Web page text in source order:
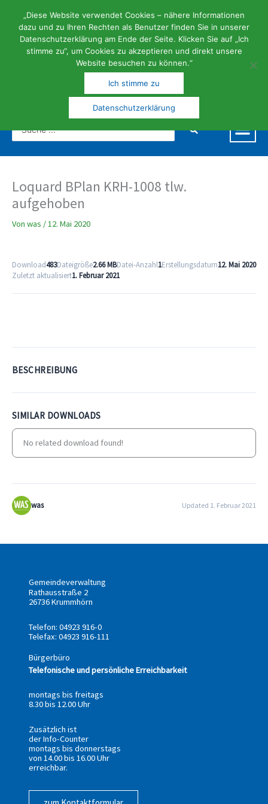
springen
FERIEN- | KUNST- UND KULTURGEMEINDE
...
Loquard BPlan KRH-1008 tlw.
aufgehoben
Von was /12. Mai 2020
Download483Dateigröße2.66 MBDatei-Anzahl1Erstellungsdatum12. Mai 2020
Zuletzt aktualisiert1. Februar 2021
BESCHREIBUNG
SIMILAR DOWNLOADS
No related download found!
was Updated 1. Februar 2021
Gemeindeverwaltung
Rathausstraße 2
26736 Krummhörn
Telefon: 04923 916-0
Telefax: 04923 916-111
Bürgerbüro
Telefonische und persönliche Erreichbarkeit
montags bis freitags
8.30 bis 12.00 Uhr
Zusätzlich ist
der Info-Counter
montags bis donnerstags
von 14.00 bis 16.00 Uhr
erreichbar.
„Diese Website verwendet Cookies – nähere Informationen
dazu und zu Ihren Rechten als Benutzer finden Sie in unserer
Datenschutzerklärung am Ende der Seite. Klicken Sie auf „Ich
stimme zu“, um Cookies zu akzeptieren und direkt unsere
Website besuchen zu können.“
Ich stimme zu
Datenschutzerklärung